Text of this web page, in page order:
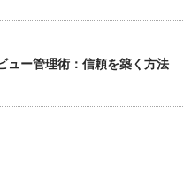
ュー管理術：信頼を築く方法